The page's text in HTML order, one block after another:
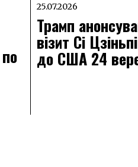
25.07.2026
Трамп
візит Сі
до США 24